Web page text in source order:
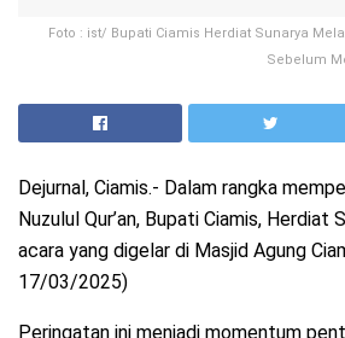
Foto : ist/ Bupati Ciamis Herdiat Sunarya
Sebelum
Dejurnal, Ciamis.- Dalam rangka
Nuzulul Qur’an, Bupati Ciamis, Herdiat
acara yang digelar di Masjid Agung
17/03/2025)
Peringatan ini menjadi momentum